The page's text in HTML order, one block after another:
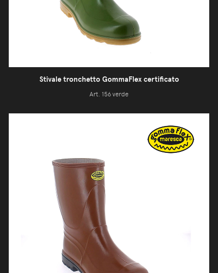
Stivale tronchetto GommaFlex certificato
Art. 156 verde